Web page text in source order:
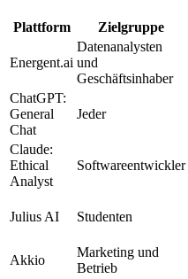
Plattform Zielgruppe
Energent.ai
Datenanalysten
und
Geschäftsinhaber
ChatGPT:
General
Chat
Jeder
Claude:
Ethical
Analyst
Softwareentwickler
Julius AI Studenten
Akkio
Marketing und
Betrieb